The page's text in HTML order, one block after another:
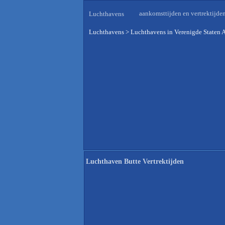
Luchthavens aankomsttijden en
Luchthavens > Luchthavens in Verenigde Staten
Luchthaven Butte Vertrektijden